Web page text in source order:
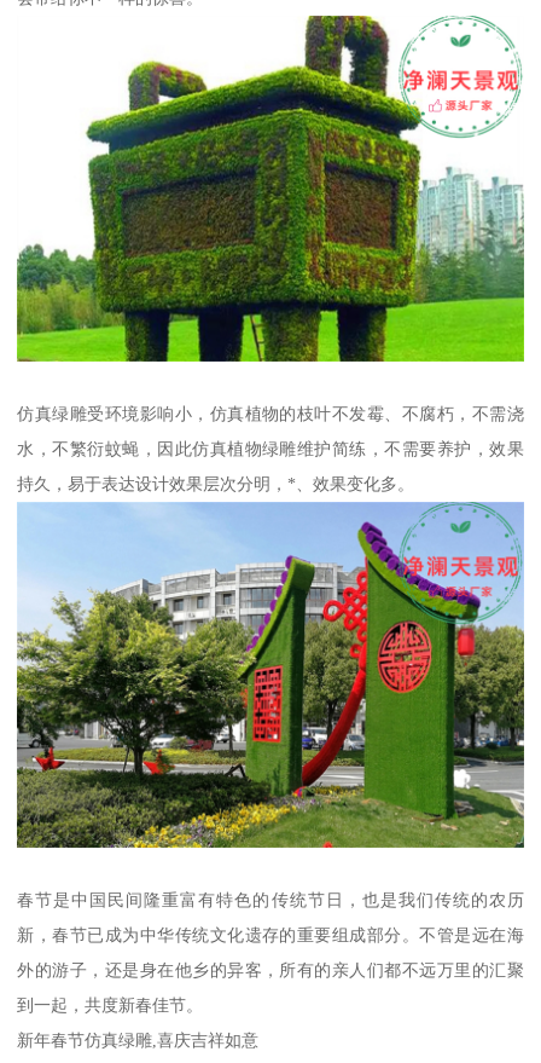
仿真绿雕受环境影响小，仿真植物的枝叶不发霉、不腐朽，不需浇
水，不繁衍蚊蝇，因此仿真植物绿雕维护简练，不需要养护，效果
持久，易于表达设计效果层次分明，*、效果变化多。
春节是中国民间隆重富有特色的传统节日，也是我们传统的农历
新，春节已成为中华传统文化遗存的重要组成部分。不管是远在海
外的游子，还是身在他乡的异客，所有的亲人们都不远万里的汇聚
到一起，共度新春佳节。
新年春节仿真绿雕,喜庆吉祥如意